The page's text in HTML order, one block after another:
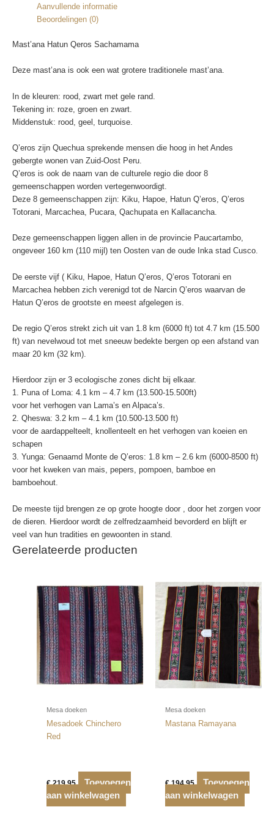
Aanvullende informatie
Beoordelingen (0)
Mast’ana Hatun Qeros Sachamama
Deze mast’ana is ook een wat grotere traditionele mast’ana.
In de kleuren: rood, zwart met gele rand.
Tekening in: roze, groen en zwart.
Middenstuk: rood, geel, turquoise.
Q’eros zijn Quechua sprekende mensen die hoog in het Andes
gebergte wonen van Zuid-Oost Peru.
Q’eros is ook de naam van de culturele regio die door 8
gemeenschappen worden vertegenwoordigt.
Deze 8 gemeenschappen zijn: Kiku, Hapoe, Hatun Q’eros, Q’eros
Totorani, Marcachea, Pucara, Qachupata en Kallacancha.
Deze gemeenschappen liggen allen in de provincie Paucartambo,
ongeveer 160 km (110 mijl) ten Oosten van de oude Inka stad Cusco.
De eerste vijf ( Kiku, Hapoe, Hatun Q’eros, Q’eros Totorani en
Marcachea hebben zich verenigd tot de Narcin Q’eros waarvan de
Hatun Q’eros de grootste en meest afgelegen is.
De regio Q’eros strekt zich uit van 1.8 km (6000 ft) tot 4.7 km (15.500
ft) van nevelwoud tot met sneeuw bedekte bergen op een afstand van
maar 20 km (32 km).
Hierdoor zijn er 3 ecologische zones dicht bij elkaar.
1. Puna of Loma: 4.1 km – 4.7 km (13.500-15.500ft)
voor het verhogen van Lama’s en Alpaca’s.
2. Qheswa: 3.2 km – 4.1 km (10.500-13.500 ft)
voor de aardappelteelt, knollenteelt en het verhogen van koeien en
schapen
3. Yunga: Genaamd Monte de Q’eros: 1.8 km – 2.6 km (6000-8500 ft)
voor het kweken van mais, pepers, pompoen, bamboe en
bamboehout.
De meeste tijd brengen ze op grote hoogte door , door het zorgen voor
de dieren. Hierdoor wordt de zelfredzaamheid bevorderd en blijft er
veel van hun tradities en gewoonten in stand.
Gerelateerde producten
Mesa doeken
Mesadoek Chinchero
Red
€219,95
Toevoegen
aan winkelwagen
Mesa doeken
Mastana Ramayana
€194,95
Toevoegen
aan winkelwagen